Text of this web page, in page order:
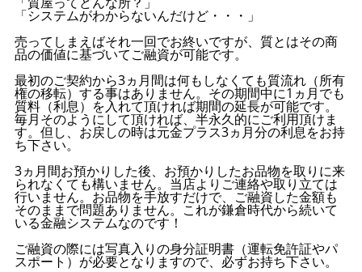
「システムがわからないんだけど・・・」
売ってしまえばそれ一回でお終いですが、質とはその商
品の価値に基づいてご融資が可能です。
最初のご契約から3ヵ月間は何もしなくても質流れ（所有
権の移転）する事はありません。その期間中に1ヵ月でも
質料（利息）を入れて頂ければ期間の延長が可能です。
毎月そのようにして頂ければ、半永久的にご利用頂けま
す。但し、お戻しの時は元金プラス3ヵ月分の利息をお持
ち下さい。
3ヵ月間お預かりした後、お預かりしたお品物を取りに来
られなくても構いません。当店よりご連絡や取り立ては
行いません。お品物を手放すだけで、ご融資した金額も
そのままで問題ありません。これが鎌倉時代から続いて
いる金融システムなのです！
ご融資の際には写真入りの身分証明書（運転免許証やパ
スポート）が必要となりますので、必ずお持ち下さい。